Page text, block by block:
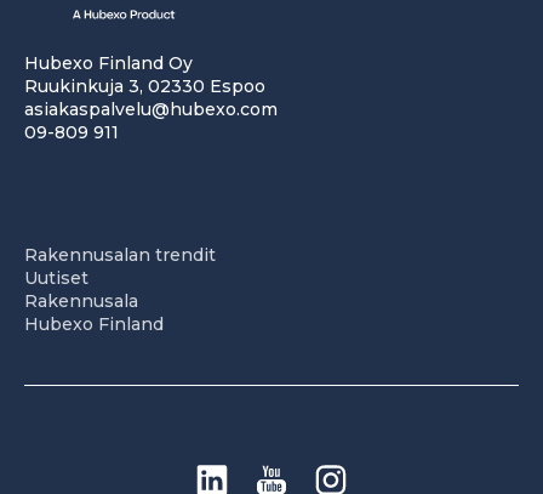
Hubexo Finland Oy
Ruukinkuja 3, 02330 Espoo
asiakaspalvelu@hubexo.com
09-809 911
Rakennusalan trendit
Uutiset
Rakennusala
Hubexo Finland